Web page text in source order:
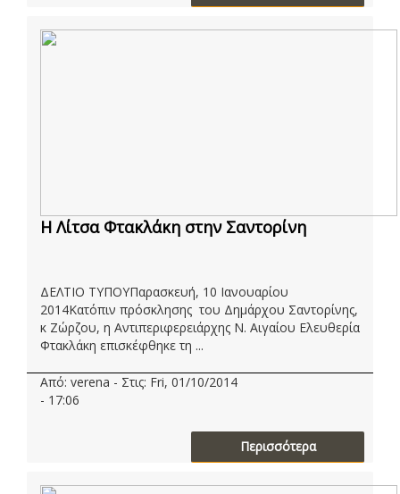
H Λίτσα Φτακλάκη στην Σαντορίνη
ΔΕΛΤΙΟ ΤΥΠΟΥΠαρασκευή, 10 Ιανουαρίου
2014Κατόπιν πρόσκλησης του Δημάρχου Σαντορίνης,
κ Ζώρζου, η Αντιπεριφερειάρχης Ν. Αιγαίου Ελευθερία
Φτακλάκη επισκέφθηκε τη ...
Από: verena - Στις: Fri, 01/10/2014
- 17:06
Περισσότερα